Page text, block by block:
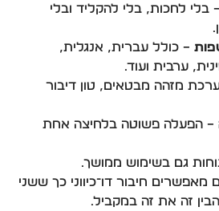
– בלי לחכות, בלי להקליד ובלי
– כולל עברית, אנגלית,
ערבית ועוד.
מזהה מבטאים, טון דיבור
– הפעלה פשוטה בלחיצה אחת
גם בשימוש ממושך.
מאפשרים חיבור דו־כיווני כך ששני
זה את זה במקביל.